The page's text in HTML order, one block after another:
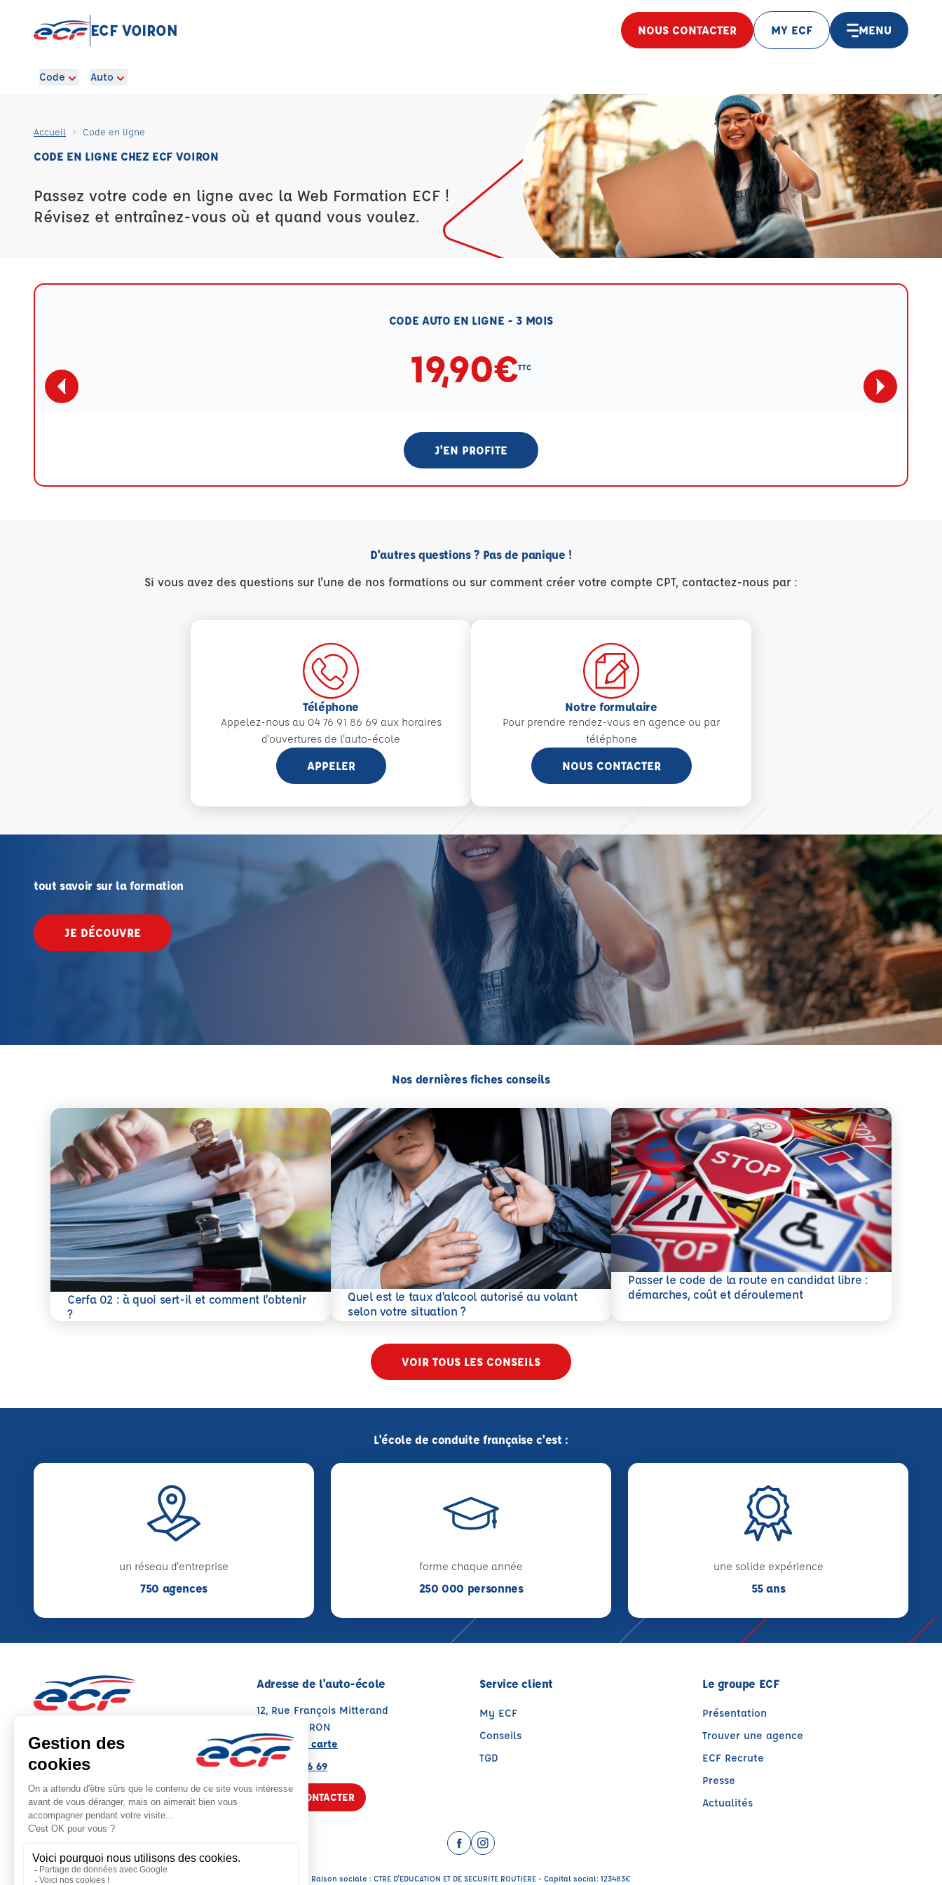
ECF VOIRON NOUS CONTACTER MY ECF MENU
Code Auto
Accueil Code en ligne
CODE EN LIGNE CHEZ ECF VOIRON
Passez votre code en ligne avec la Web Formation ECF !
Révisez et entraînez-vous où et quand vous voulez.
CODE AUTO EN LIGNE - 3 MOIS
19,90€TTC
J'EN PROFITE
D'autres questions ? Pas de panique !
Si vous avez des questions sur l'une de nos formations ou sur comment créer votre compte CPT, contactez-nous par :
Téléphone
Appelez-nous au 04 76 91 86 69 aux horaires
d'ouvertures de l'auto-école
APPELER
Notre formulaire
Pour prendre rendez-vous en agence ou par
téléphone
NOUS CONTACTER
tout savoir sur la formation
JE DÉCOUVRE
Nos dernières fiches conseils
Cerfa 02 : à quoi sert-il et comment l’obtenir
?
En savoir plus
Quel est le taux d’alcool autorisé au volant
selon votre situation ?
En savoir plus
Passer le code de la route en candidat libre :
démarches, coût et déroulement
En savoir plus
VOIR TOUS LES CONSEILS
L'école de conduite française c'est :
un réseau d'entreprise
750 agences
forme chaque année
250 000 personnes
une solide expérience
55 ans
Note : 4.7/5
Moyenne calculée sur 86 avis
Adresse de l'auto-école
12, Rue François Mitterand
38500 VOIRON
Voir sur la carte
04 76 91 86 69
NOUS CONTACTER
Service client
My ECF
Conseils
TGD
Le groupe ECF
Présentation
Trouver une agence
ECF Recrute
Presse
Actualités
Facebook (nouvelle fenêtre)
Instagram (nouvelle fenêtre)
Raison sociale : CTRE D'EDUCATION ET DE SECURITE ROUTIERE - Capital social: 123483€